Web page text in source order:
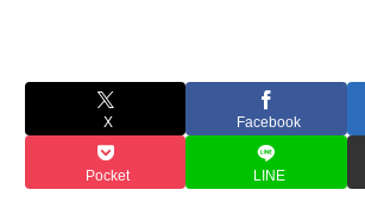
X Facebook
Pocket LINE